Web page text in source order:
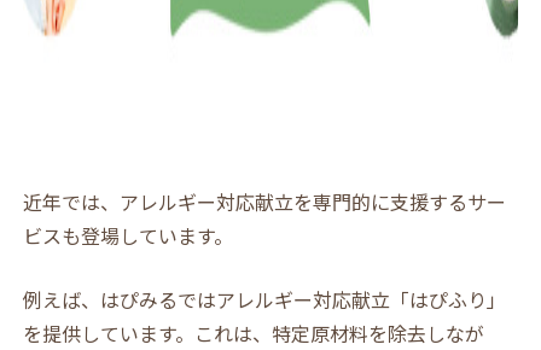
近年では、アレルギー対応献立を専門的に支援するサー
ビスも登場しています。
例えば、はぴみるではアレルギー対応献立「はぴふり」
を提供しています。これは、特定原材料を除去しなが